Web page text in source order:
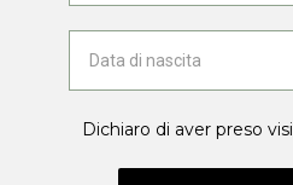
Dichiaro di aver preso